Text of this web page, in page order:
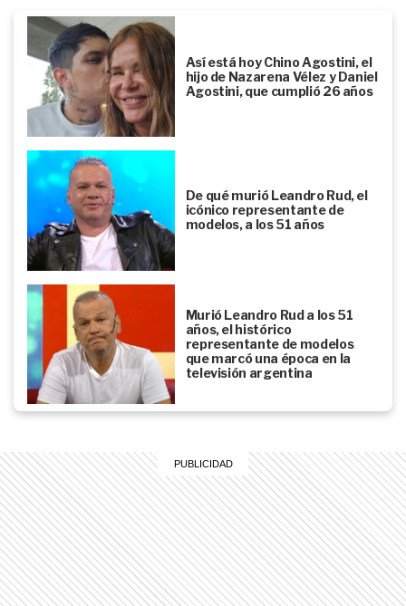
Así está hoy Chino Agostini, el
hijo de Nazarena Vélez y Daniel
Agostini, que cumplió 26 años
De qué murió Leandro Rud, el
icónico representante de
modelos, a los 51 años
Murió Leandro Rud a los 51
años, el histórico
representante de modelos
que marcó una época en la
televisión argentina